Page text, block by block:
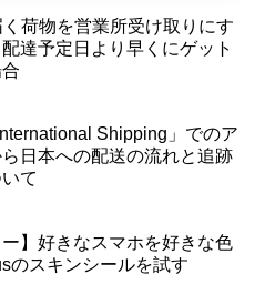
荷物を営業所受け取りにす
達予定日より早くにゲット
Shipping」でのア
ら日本への配送の流れと追跡
て
ー】好きなスマホを好きな色
のスキンシールを試す